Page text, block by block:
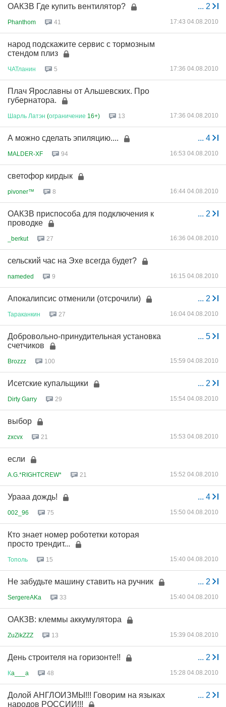
... 2
ОАКЗВ Где купить вентилятор?
Phanthom 41 17:43 04.08.2010
народ подскажите сервис с тормозным
стендом плиз
ЧАТланин 5 17:36 04.08.2010
Плач Ярославны от Альшевских. Про
губернатора.
Шарль Латэн (ограничение 16+) 13 17:36 04.08.2010
... 4
А можно сделать эпиляцию....
MALDER-XF 94 16:53 04.08.2010
светофор кирдык
pivoner™ 8 16:44 04.08.2010
... 2
ОАКЗВ приспособа для подключения к
проводке
_berkut 27 16:36 04.08.2010
сельский час на Эхе всегда будет?
nameded 9 16:15 04.08.2010
... 2
Апокалипсис отменили (отсрочили)
Тараканкин 27 16:04 04.08.2010
... 5
Добровольно-принудительная установка
счетчиков
Brozzz 100 15:59 04.08.2010
... 2
Исетские купальщики
Dirty Garry 29 15:54 04.08.2010
выбор
zxcvx 21 15:53 04.08.2010
если
A.G.*RIGHTCREW* 21 15:52 04.08.2010
... 4
Урааа дождь!
002_96 75 15:50 04.08.2010
Кто знает номер роботетки которая
просто трендит...
Тополь 15 15:40 04.08.2010
... 2
Не забудьте машину ставить на ручник
SergereAKa 33 15:40 04.08.2010
ОАКЗВ: клеммы аккумулятора
ZuZikZZZ 13 15:39 04.08.2010
... 2
День строителя на горизонте!!
Кa___a 48 15:28 04.08.2010
... 2
Долой АНГЛОИЗМЫ!!! Говорим на языках
народов РОССИИ!!!